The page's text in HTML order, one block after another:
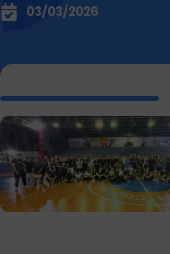
03/03/2026